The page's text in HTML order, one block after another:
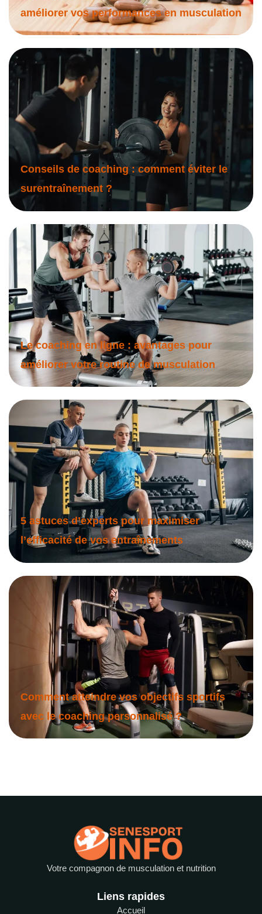
améliorer vos performances en musculation
Conseils de coaching : comment éviter le
surentraînement ?
Le coaching en ligne : avantages pour
améliorer votre routine de musculation
5 astuces d’experts pour maximiser
l’efficacité de vos entraînements
Comment atteindre vos objectifs sportifs
avec le coaching personnalisé ?
Votre compagnon de musculation et nutrition
Liens rapides
Accueil